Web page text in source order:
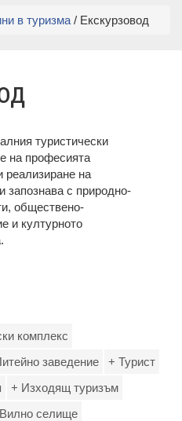
в туризма / Екскурзовод
туристически
на професията
реализиране на
запознава с природно-
обществено-
и културното
комплекс
заведение
+ Турист
+ Изходящ туризъм
селище